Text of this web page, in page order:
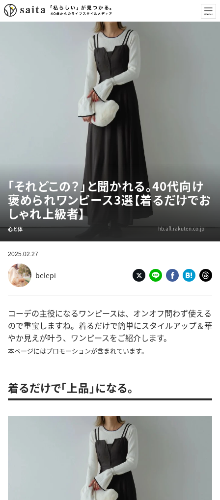
「それどこの？」と聞かれる。40代向け
褒められワンピース3選【着るだけでお
しゃれ上級者】
心と体 hb.afl.rakuten.co.jp
2025.02.27
belepi
コーデの主役になるワンピースは、オンオフ問わず使える
ので重宝しますね。着るだけで簡単にスタイルアップ＆華
やか見えが叶う、ワンピースをご紹介します。
本ページにはプロモーションが含まれています。
着るだけで「上品」になる。